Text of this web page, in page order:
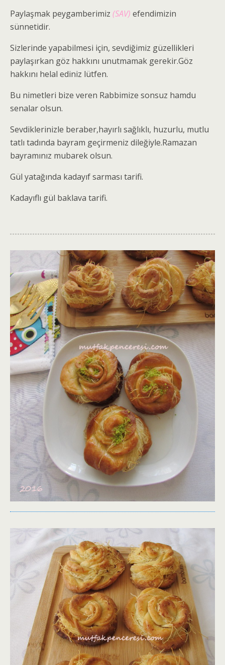
Paylaşmak peygamberimiz (SAV) efendimizin
sünnetidir.
Sizlerinde yapabilmesi için, sevdiğimiz güzellikleri
paylaşırkan göz hakkını unutmamak gerekir.Göz
hakkını helal ediniz lütfen.
Bu nimetleri bize veren Rabbimize sonsuz hamdu
senalar olsun.
Sevdiklerinizle beraber,hayırlı sağlıklı, huzurlu, mutlu
tatlı tadında bayram geçirmeniz dileğiyle.Ramazan
bayramınız mubarek olsun.
Gül yatağında kadayıf sarması tarifi.
Kadayıflı gül baklava tarifi.